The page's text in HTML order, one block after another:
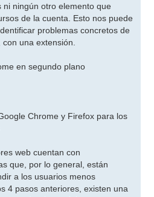
ni ningún otro elemento que
de la cuenta. Esto nos puede
problemas concretos de
una extensión.
en segundo plano
Chrome y Firefox para los
web cuentan con
que, por lo general, están
a los usuarios menos
4 pasos anteriores, existen una